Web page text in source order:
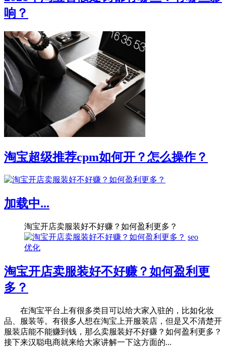
响？
淘宝超级推荐cpm如何开？怎么操作？
加载中...
淘宝开店卖服装好不好赚？如何盈利更多？
seo
优化
淘宝开店卖服装好不好赚？如何盈利更
多？
在淘宝平台上有很多类目可以给大家入驻的，比如化妆
品、服装等。有很多人想在淘宝上开服装店，但是又不清楚开
服装店能不能赚到钱，那么卖服装好不好赚？如何盈利更多？
接下来汉聪电商就来给大家讲解一下这方面的...